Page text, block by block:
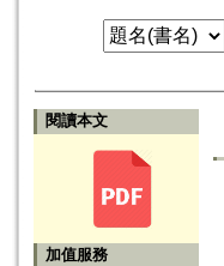
閱讀本文
加值服務